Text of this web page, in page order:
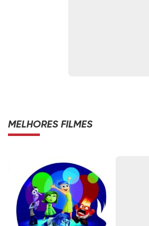
MELHORES FILMES